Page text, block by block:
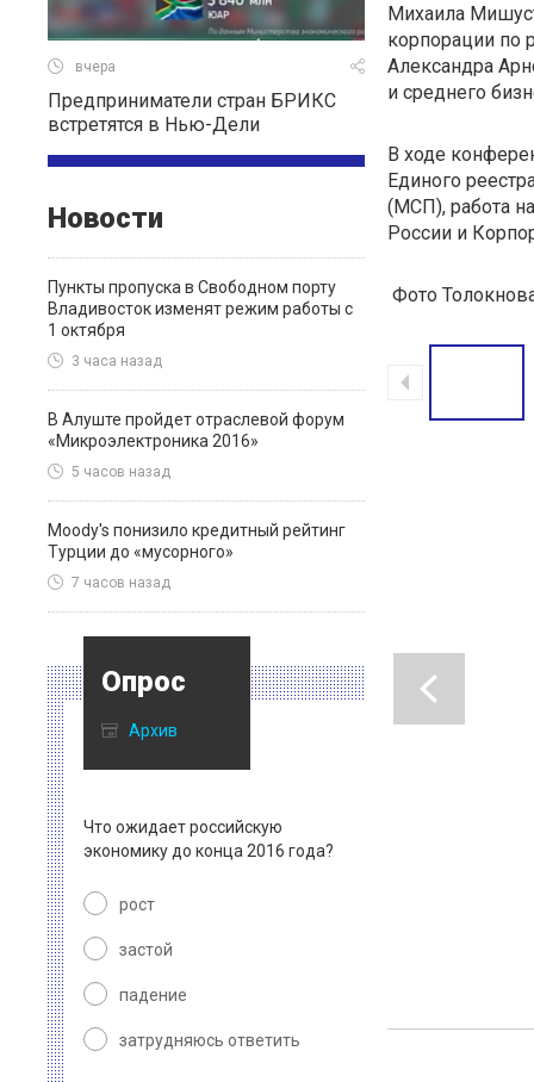
вчера
Предприниматели стран БРИКС
встретятся в Нью-Дели
Новости
Пункты пропуска в Свободном порту
Владивосток изменят режим работы с
1 октября
3 часа назад
В Алуште пройдет отраслевой форум
«Микроэлектроника 2016»
5 часов назад
Moody's понизило кредитный рейтинг
Турции до «мусорного»
7 часов назад
Опрос
Архив
Что ожидает российскую
экономику до конца 2016 года?
рост
застой
падение
затрудняюсь ответить
Михаила
корпорации по
Александра
и среднего
В ходе
Единого
(МСП), работа
России и
Фото